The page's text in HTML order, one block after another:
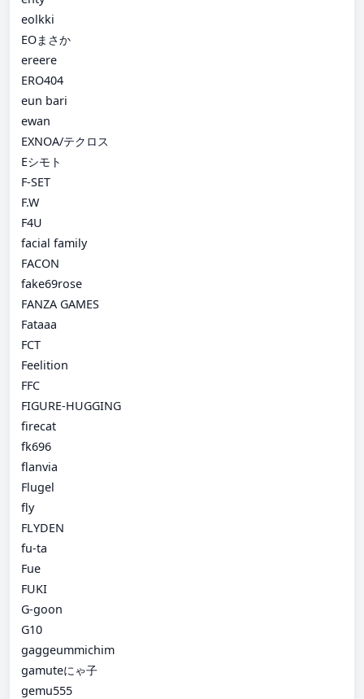
eolkki
EOまさか
ereere
ERO404
eun bari
ewan
EXNOA/テクロス
Eシモト
F-SET
F.W
F4U
facial family
FACON
fake69rose
FANZA GAMES
Fataaa
FCT
Feelition
FFC
FIGURE-HUGGING
firecat
fk696
flanvia
Flugel
fly
FLYDEN
fu-ta
Fue
FUKI
G-goon
G10
gaggeummichim
gamuteにゃ子
gemu555